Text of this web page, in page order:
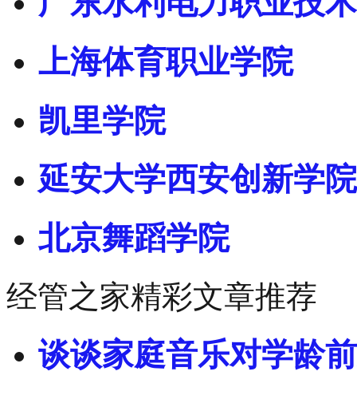
上海体育职业学院
凯里学院
延安大学西安创新学院
北京舞蹈学院
经管之家精彩文章推荐
谈谈家庭音乐对学龄